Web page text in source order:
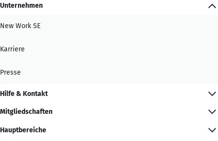
Unternehmen
New Work SE
Karriere
Presse
Hilfe & Kontakt
Mitgliedschaften
Hauptbereiche